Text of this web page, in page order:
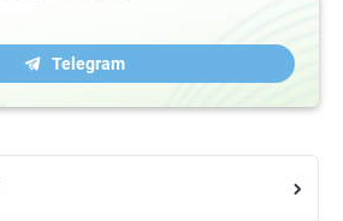
Telegram